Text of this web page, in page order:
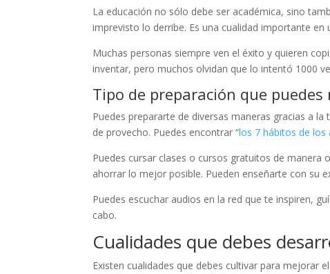
La educación no sólo debe ser académica, sino
imprevisto lo derribe. Es una cualidad importante
Muchas personas siempre ven el éxito y quieren
inventar, pero muchos olvidan que lo intentó 1000
Tipo de preparación que
Puedes prepararte de diversas maneras gracias a
de provecho. Puedes encontrar “los 7 hábitos de
Puedes cursar clases o cursos gratuitos de
ahorrar lo mejor posible. Pueden enseñarte con su
Puedes escuchar audios en la red que te inspiren,
cabo.
Cualidades que debes
Existen cualidades que debes cultivar para mejorar